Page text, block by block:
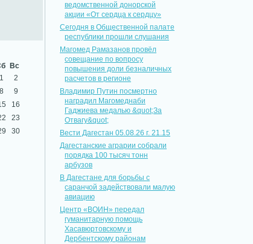
Вс
1
2
8
9
16
23
30
ведомственной донорской
акции «От сердца к сердцу»
Сегодня в Общественной палате
республики прошли слушания
Магомед Рамазанов провёл
совещание по вопросу
повышения доли безналичных
расчетов в регионе
Владимир Путин посмертно
наградил Магомеднаби
Гаджиева медалью &quot;За
Отвагу&quot;
Вести Дагестан 05.08.26 г. 21.15
Дагестанские аграрии собрали
порядка 100 тысяч тонн
арбузов
В Дагестане для борьбы с
саранчой задействовали малую
авиацию
Центр «ВОИН» передал
гуманитарную помощь
Хасавюртовскому и
Дербентскому районам